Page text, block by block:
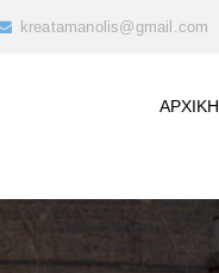
kreatamanolis@gmail.com
ΑΡΧΙΚΗ